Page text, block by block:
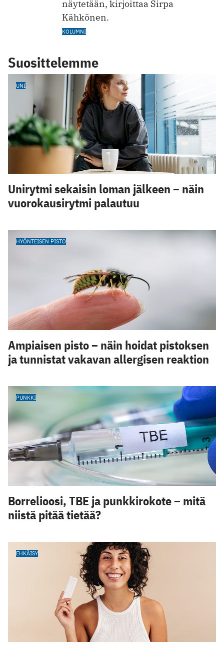
näytetään, kirjoittaa Sirpa
Kähkönen.
KOLUMNI
Suosittelemme
UNI
Unirytmi sekaisin loman jälkeen – näin
vuorokausirytmi palautuu
HYÖNTEISEN PISTO
Ampiaisen pisto – näin hoidat pistoksen
ja tunnistat vakavan allergisen reaktion
PUNKKI
Borrelioosi, TBE ja punkkirokote – mitä
niistä pitää tietää?
EHKÄISY